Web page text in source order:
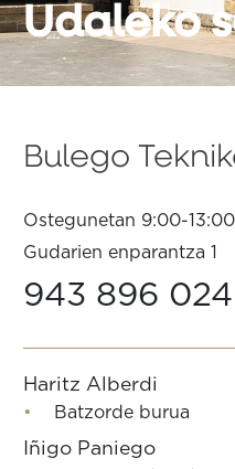
Udaleko
Bulego
Ostegunetan 9:00-
Gudarien enparantza 1
943 896 024
Haritz Alberdi
Batzorde burua
Iñigo Paniego